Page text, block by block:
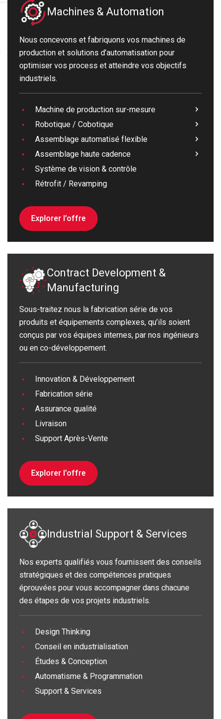
Machines & Automation
Nous concevons et fabriquons vos machines de
production et solutions d’automatisation pour
optimiser vos process et atteindre vos objectifs
industriels.
Machine de production sur-mesure
Robotique / Cobotique
Assemblage automatisé flexible
Assemblage haute cadence
Système de vision & contrôle
Rétrofit / Revamping
Explorer l’offre
Contract Development &
Manufacturing
Sous-traitez nous la fabrication série de vos
produits et équipements complexes, qu’ils soient
conçus par vos équipes internes, par nos ingénieurs
ou en co-développement.
Innovation & Développement
Fabrication série
Assurance qualité
Livraison
Support Après-Vente
Explorer l’offre
Industrial Support & Services
Nos experts qualifiés vous fournissent des conseils
stratégiques et des compétences pratiques
éprouvées pour vous accompagner dans chacune
des étapes de vos projets industriels.
Design Thinking
Conseil en industrialisation
Études & Conception
Automatisme & Programmation
Support & Services